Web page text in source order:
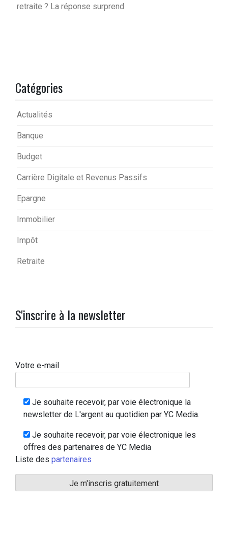
retraite ? La réponse surprend
Catégories
Actualités
Banque
Budget
Carrière Digitale et Revenus Passifs
Epargne
Immobilier
Impôt
Retraite
S'inscrire à la newsletter
Votre e-mail
Je souhaite recevoir, par voie électronique la
newsletter de L'argent au quotidien par YC Media.
Je souhaite recevoir, par voie électronique les
offres des partenaires de YC Media
Liste des partenaires